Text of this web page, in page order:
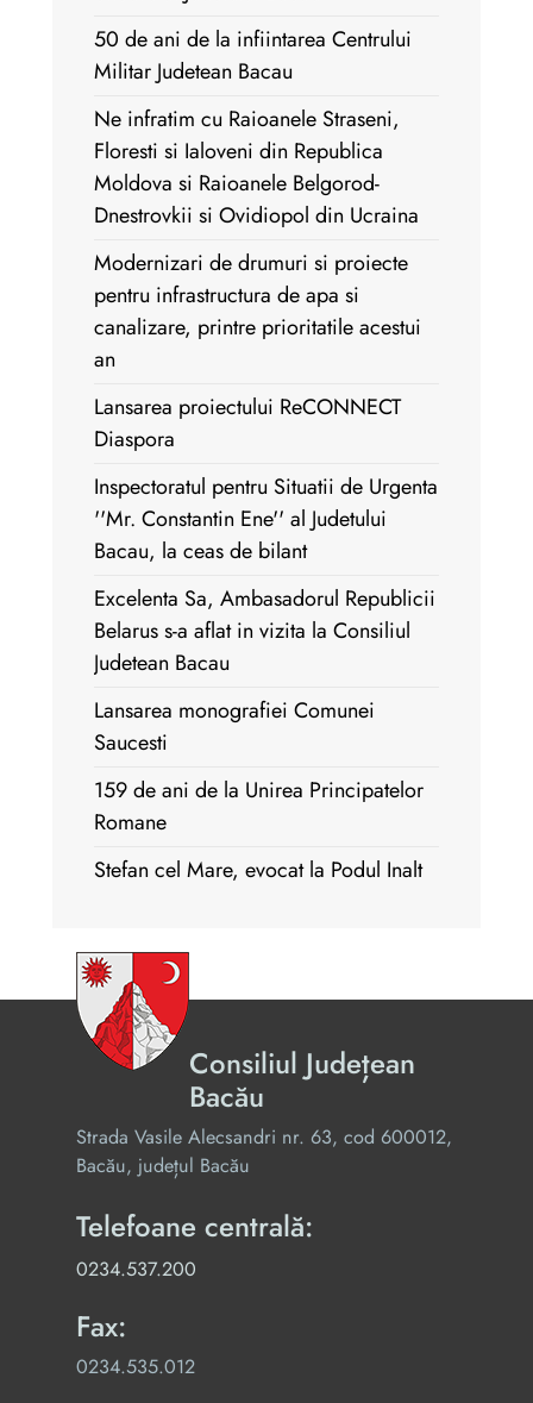
50 de ani de la infiintarea Centrului
Militar Judetean Bacau
Ne infratim cu Raioanele Straseni,
Floresti si Ialoveni din Republica
Moldova si Raioanele Belgorod-
Dnestrovkii si Ovidiopol din Ucraina
Modernizari de drumuri si proiecte
pentru infrastructura de apa si
canalizare, printre prioritatile acestui
an
Lansarea proiectului ReCONNECT
Diaspora
Inspectoratul pentru Situatii de Urgenta
''Mr. Constantin Ene'' al Judetului
Bacau, la ceas de bilant
Excelenta Sa, Ambasadorul Republicii
Belarus s-a aflat in vizita la Consiliul
Judetean Bacau
Lansarea monografiei Comunei
Saucesti
159 de ani de la Unirea Principatelor
Romane
Stefan cel Mare, evocat la Podul Inalt
Consiliul Județean
Bacău
Strada Vasile Alecsandri nr. 63, cod 600012,
Bacău, județul Bacău
Telefoane centrală:
0234.537.200
Fax:
0234.535.012